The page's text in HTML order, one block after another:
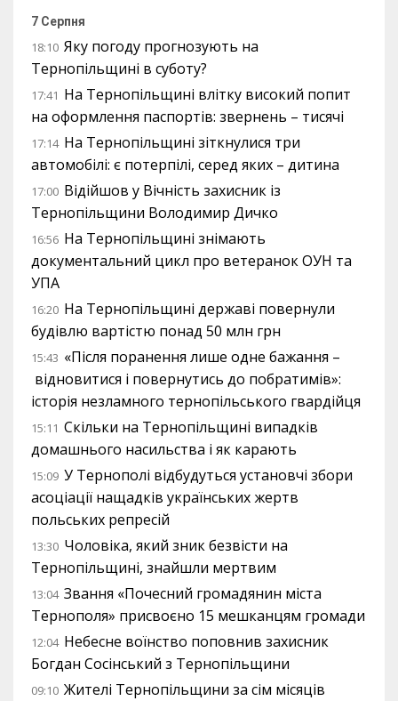
7 Серпня
18:10 Яку погоду прогнозують на
Тернопільщині в суботу?
17:41 На Тернопільщині влітку високий попит
на оформлення паспортів: звернень – тисячі
17:14 На Тернопільщині зіткнулися три
автомобілі: є потерпілі, серед яких – дитина
17:00 Відійшов у Вічність захисник із
Тернопільщини Володимир Дичко
16:56 На Тернопільщині знімають
документальний цикл про ветеранок ОУН та
УПА
16:20 На Тернопільщині державі повернули
будівлю вартістю понад 50 млн грн
15:43 «Після поранення лише одне бажання –
відновитися і повернутись до побратимів»:
історія незламного тернопільського гвардійця
15:11 Скільки на Тернопільщині випадків
домашнього насильства і як карають
15:09 У Тернополі відбудуться установчі збори
асоціації нащадків українських жертв
польських репресій
13:30 Чоловіка, який зник безвісти на
Тернопільщині, знайшли мертвим
13:04 Звання «Почесний громадянин міста
Тернополя» присвоєно 15 мешканцям громади
12:04 Небесне воїнство поповнив захисник
Богдан Сосінський з Тернопільщини
09:10 Жителі Тернопільщини за сім місяців